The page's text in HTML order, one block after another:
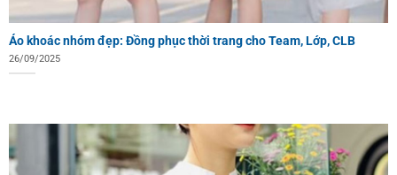
Áo khoác nhóm đẹp: Đồng phục thời trang cho Team, Lớp, CLB
26/09/2025